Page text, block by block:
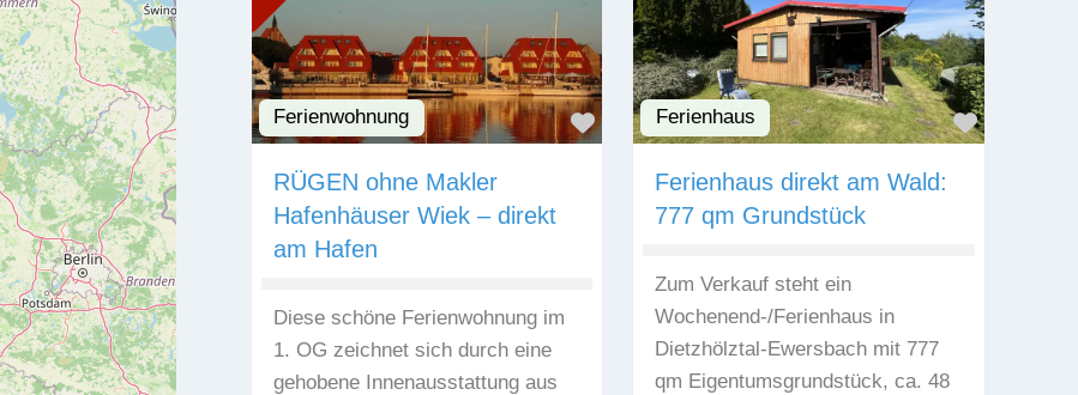
Ferienwohnung Favorit
RÜGEN ohne Makler
Hafenhäuser Wiek – direkt
am Hafen
Diese schöne Ferienwohnung im
1. OG zeichnet sich durch eine
gehobene Innenausstattung aus
Ferienhaus Favorit
Ferienhaus direkt am Wald:
777 qm Grundstück
Zum Verkauf steht ein
Wochenend-/Ferienhaus in
Dietzhölztal-Ewersbach mit 777
qm Eigentumsgrundstück, ca. 48